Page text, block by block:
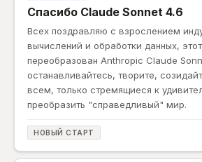
Спасибо Claude Sonnet 4.6
Всех поздравляю с взрослением
вычислений и обработки данных,
переобразован Anthropic Claude
останавливайтесь, творите,
всем, только стремящиеся к
преобразить "справедливый" мир.
НОВЫЙ СТАРТ